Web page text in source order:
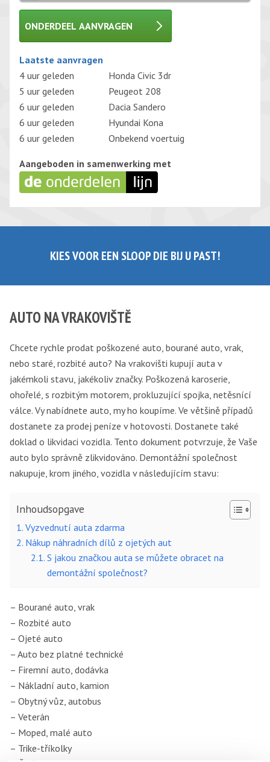
ONDERDEEL AANVRAGEN
Gelieve dit veld leeg te laten.
Laatste aanvragen
4 uur geleden
Honda Civic 3dr
5 uur geleden
Peugeot 208
6 uur geleden
Dacia Sandero
6 uur geleden
Hyundai Kona
6 uur geleden
Onbekend voertuig
Aangeboden in samenwerking met
KIES VOOR EEN SLOOP DIE BIJ U PAST!
AUTO NA VRAKOVIŠTĚ
Chcete rychle prodat poškozené auto, bourané auto, vrak,
nebo staré, rozbité auto? Na vrakovišti kupují auta v
jakémkoli stavu, jakékoliv značky. Poškozená karoserie,
ohořelé, s rozbitým motorem, prokluzující spojka, netěsnící
válce. Vy nabídnete auto, my ho koupíme. Ve většině případů
dostanete za prodej peníze v hotovosti. Dostanete také
doklad o likvidaci vozidla. Tento dokument potvrzuje, že Vaše
auto bylo správně zlikvidováno. Demontážní společnost
nakupuje, krom jiného, vozidla v následujícím stavu:
Inhoudsopgave
Vyzvednutí auta zdarma
Nákup náhradních dílů z ojetých aut
S jakou značkou auta se můžete obracet na
demontážní společnost?
– Bourané auto, vrak
– Rozbité auto
– Ojeté auto
– Auto bez platné technické
– Firemní auto, dodávka
– Nákladní auto, kamion
– Obytný vůz, autobus
– Veterán
– Moped, malé auto
– Trike-tříkolky